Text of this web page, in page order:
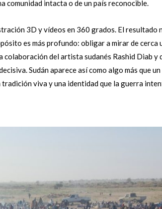
comunidad intacta o de un país reconocible.
3D y vídeos en 360 grados. El resultado
es más profundo: obligar a mirar de cerca
del artista sudanés Rashid Diab y
Sudán aparece así como algo más que un
viva y una identidad que la guerra